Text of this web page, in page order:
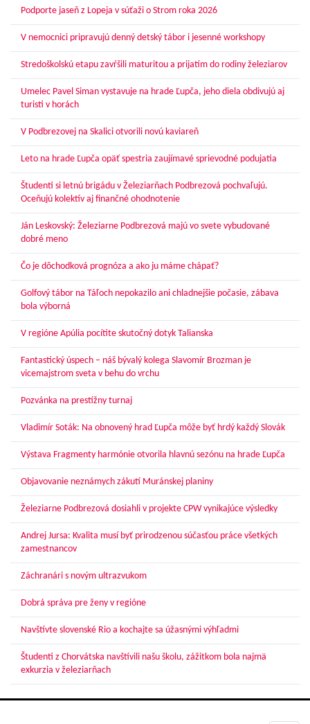
Podporte jaseň z Lopeja v súťaži o Strom roka 2026
V nemocnici pripravujú denný detský tábor i jesenné workshopy
Stredoškolskú etapu zavŕšili maturitou a prijatím do rodiny železiarov
Umelec Pavel Siman vystavuje na hrade Ľupča, jeho diela obdivujú aj
turisti v horách
V Podbrezovej na Skalici otvorili novú kaviareň
Leto na hrade Ľupča opäť spestria zaujímavé sprievodné podujatia
Študenti si letnú brigádu v Železiarňach Podbrezová pochvaľujú.
Oceňujú kolektív aj finančné ohodnotenie
Ján Leskovský: Železiarne Podbrezová majú vo svete vybudované
dobré meno
Čo je dôchodková prognóza a ako ju máme chápať?
Golfový tábor na Táľoch nepokazilo ani chladnejšie počasie, zábava
bola výborná
V regióne Apúlia pocítite skutočný dotyk Talianska
Fantastický úspech – náš bývalý kolega Slavomír Brozman je
vicemajstrom sveta v behu do vrchu
Pozvánka na prestížny turnaj
Vladimír Soták: Na obnovený hrad Ľupča môže byť hrdý každý Slovák
Výstava Fragmenty harmónie otvorila hlavnú sezónu na hrade Ľupča
Objavovanie neznámych zákutí Muránskej planiny
Železiarne Podbrezová dosiahli v projekte CPW vynikajúce výsledky
Andrej Jursa: Kvalita musí byť prirodzenou súčasťou práce všetkých
zamestnancov
Záchranári s novým ultrazvukom
Dobrá správa pre ženy v regióne
Navštívte slovenské Rio a kochajte sa úžasnými výhľadmi
Študenti z Chorvátska navštívili našu školu, zážitkom bola najmä
exkurzia v železiarňach